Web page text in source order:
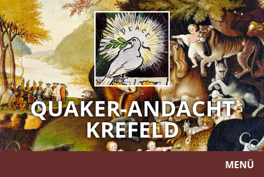
QUAKER-ANDACHT
KREFELD
MENÜ